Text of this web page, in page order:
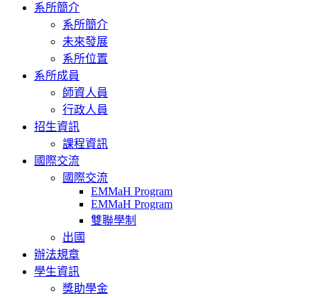
系所簡介
系所簡介
未來發展
系所位置
系所成員
師資人員
行政人員
招生資訊
課程資訊
國際交流
國際交流
EMMaH Program
EMMaH Program
雙聯學制
出國
辦法規章
學生資訊
獎助學金